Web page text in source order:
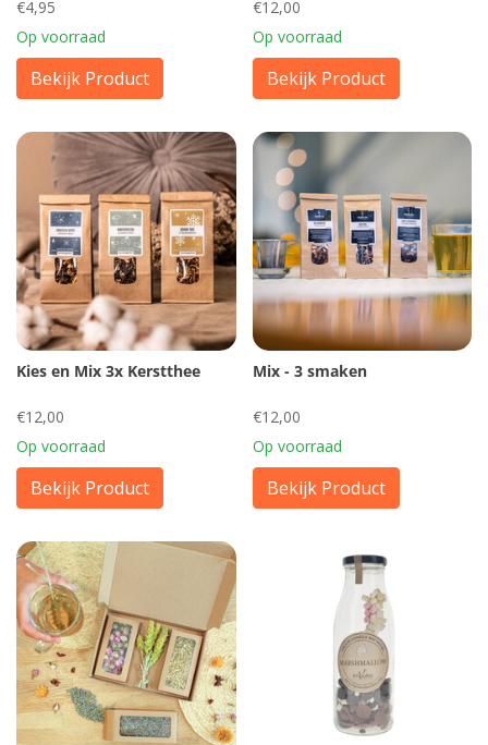
€4,95
Op voorraad
Bekijk Product
€12,00
Op voorraad
Bekijk Product
Kies en Mix 3x Kerstthee
€12,00
Op voorraad
Bekijk Product
Mix - 3 smaken
€12,00
Op voorraad
Bekijk Product